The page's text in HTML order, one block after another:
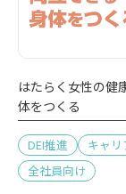
はたらく女性の健
体をつくる
DEI推進 キャ
全社員向け